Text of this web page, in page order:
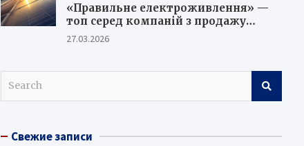
«Правильне електроживлення» —
топ серед компаній з продажу
сонячних батарей
27.03.2026
c Свежие записи